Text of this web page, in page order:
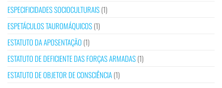
ESPECIFICIDADES SOCIOCULTURAIS(1)
ESPETÁCULOS TAUROMÁQUICOS(1)
ESTATUTO DA APOSENTAÇÃO (1)
ESTATUTO DE DEFICIENTE DAS FORÇAS ARMADAS(1)
ESTATUTO DE OBJETOR DE CONSCIÊNCIA(1)